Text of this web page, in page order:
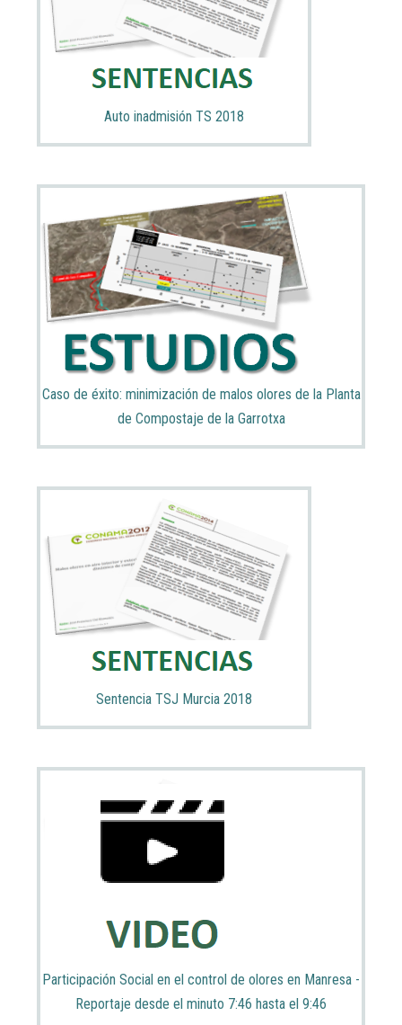
Auto inadmisión TS 2018
Caso de éxito: minimización de malos olores de la Planta
de Compostaje de la Garrotxa
Sentencia TSJ Murcia 2018
Participación Social en el control de olores en Manresa -
Reportaje desde el minuto 7:46 hasta el 9:46